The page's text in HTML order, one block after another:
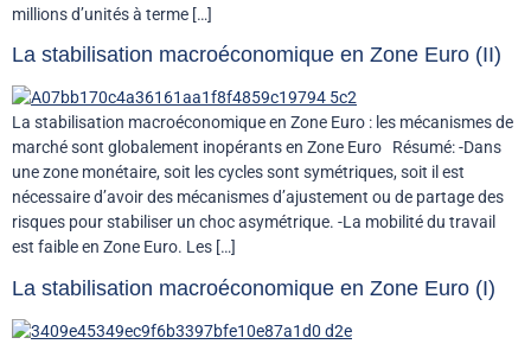
millions d’unités à terme […]
La stabilisation macroéconomique en Zone Euro (II)
La stabilisation macroéconomique en Zone Euro : les mécanismes de
marché sont globalement inopérants en Zone Euro Résumé: -Dans
une zone monétaire, soit les cycles sont symétriques, soit il est
nécessaire d’avoir des mécanismes d’ajustement ou de partage des
risques pour stabiliser un choc asymétrique. -La mobilité du travail
est faible en Zone Euro. Les […]
La stabilisation macroéconomique en Zone Euro (I)